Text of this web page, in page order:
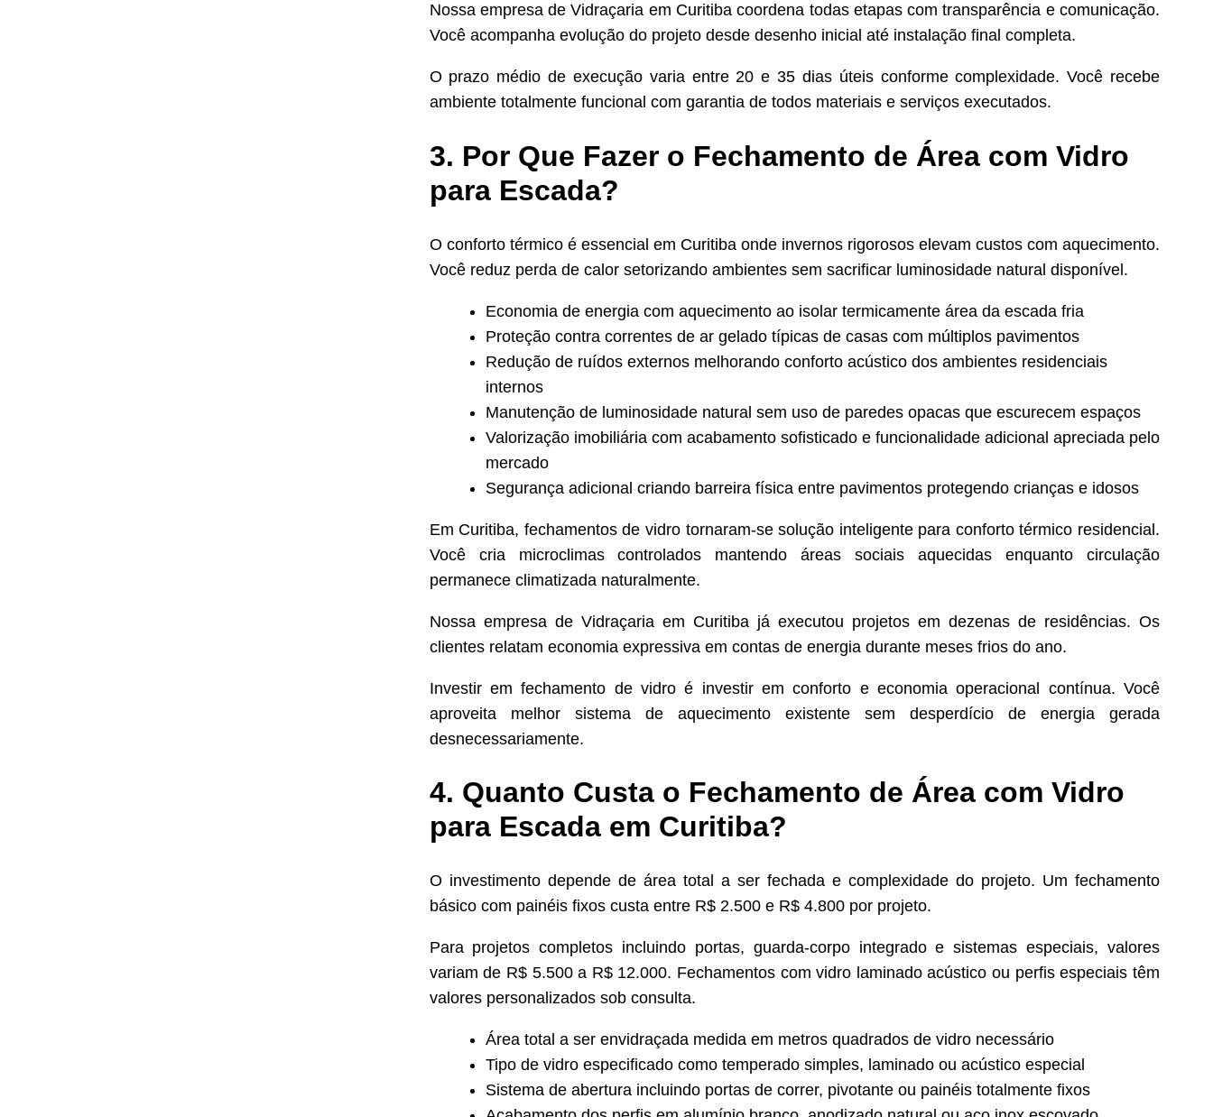
Nossa empresa de Vidraçaria em Curitiba coordena todas etapas com transparência e comunicação.
Você acompanha evolução do projeto desde desenho inicial até instalação final completa.
O prazo médio de execução varia entre 20 e 35 dias úteis conforme complexidade. Você recebe
ambiente totalmente funcional com garantia de todos materiais e serviços executados.
3. Por Que Fazer o Fechamento de Área com Vidro
para Escada?
O conforto térmico é essencial em Curitiba onde invernos rigorosos elevam custos com aquecimento.
Você reduz perda de calor setorizando ambientes sem sacrificar luminosidade natural disponível.
Economia de energia com aquecimento ao isolar termicamente área da escada fria
Proteção contra correntes de ar gelado típicas de casas com múltiplos pavimentos
Redução de ruídos externos melhorando conforto acústico dos ambientes residenciais
internos
Manutenção de luminosidade natural sem uso de paredes opacas que escurecem espaços
Valorização imobiliária com acabamento sofisticado e funcionalidade adicional apreciada pelo
mercado
Segurança adicional criando barreira física entre pavimentos protegendo crianças e idosos
Em Curitiba, fechamentos de vidro tornaram-se solução inteligente para conforto térmico residencial.
Você cria microclimas controlados mantendo áreas sociais aquecidas enquanto circulação
permanece climatizada naturalmente.
Nossa empresa de Vidraçaria em Curitiba já executou projetos em dezenas de residências. Os
clientes relatam economia expressiva em contas de energia durante meses frios do ano.
Investir em fechamento de vidro é investir em conforto e economia operacional contínua. Você
aproveita melhor sistema de aquecimento existente sem desperdício de energia gerada
desnecessariamente.
4. Quanto Custa o Fechamento de Área com Vidro
para Escada em Curitiba?
O investimento depende de área total a ser fechada e complexidade do projeto. Um fechamento
básico com painéis fixos custa entre R$ 2.500 e R$ 4.800 por projeto.
Para projetos completos incluindo portas, guarda-corpo integrado e sistemas especiais, valores
variam de R$ 5.500 a R$ 12.000. Fechamentos com vidro laminado acústico ou perfis especiais têm
valores personalizados sob consulta.
Área total a ser envidraçada medida em metros quadrados de vidro necessário
Tipo de vidro especificado como temperado simples, laminado ou acústico especial
Sistema de abertura incluindo portas de correr, pivotante ou painéis totalmente fixos